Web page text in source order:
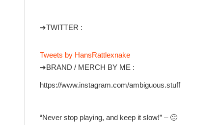
➔TWITTER :
Tweets by HansRattlexnake
➔BRAND / MERCH BY ME :
https://www.instagram.com/ambiguous.stuff
“Never stop playing, and keep it slow!” – 🙂